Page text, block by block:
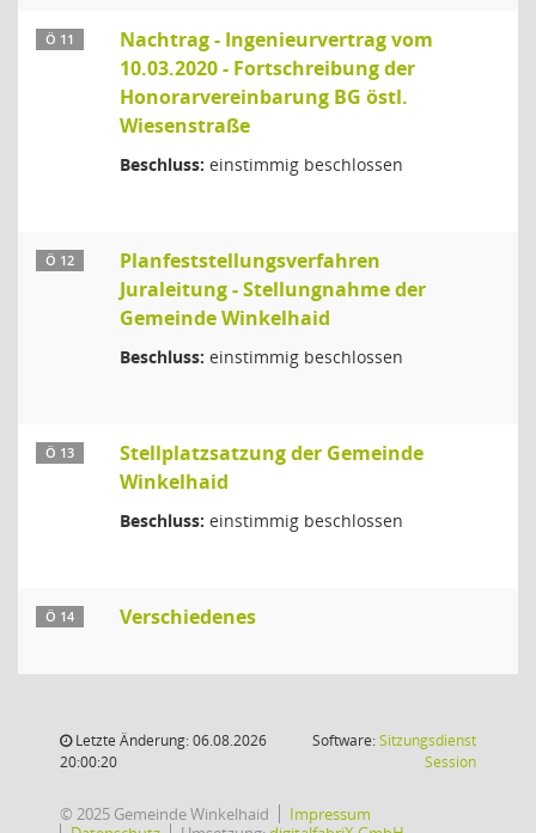
Ö 11
Nachtrag - Ingenieurvertrag vom
10.03.2020 - Fortschreibung der
Honorarvereinbarung BG östl.
Wiesenstraße
Beschluss: einstimmig beschlossen
Ö 12
Planfeststellungsverfahren
Juraleitung - Stellungnahme der
Gemeinde Winkelhaid
Beschluss: einstimmig beschlossen
Ö 13
Stellplatzsatzung der Gemeinde
Winkelhaid
Beschluss: einstimmig beschlossen
Ö 14 Verschiedenes
Letzte Änderung: 06.08.2026
20:00:20
Software:Sitzungsdienst
Session(Wird in
© 2025 Gemeinde Winkelhaid
Impressum